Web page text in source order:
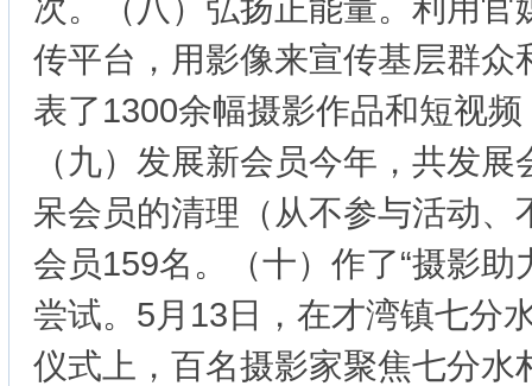
次。（八）弘扬正能量。利用官
传平台，用影像来宣传基层群众
表了1300余幅摄影作品和短视
（九）发展新会员今年，共发
呆会员的清理（从不参与活动、
会员159名。（十）作了“摄影助
尝试。5月13日，在才湾镇七分
仪式上，百名摄影家聚焦七分水